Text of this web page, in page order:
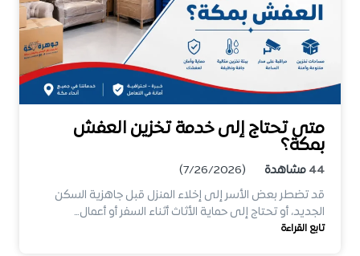
متى تحتاج إلى خدمة تخزين العفش
بمكة؟
44 مشاهدة
(7/26/2026)
قد تضطر بعض الأسر إلى إخلاء المنزل قبل جاهزية السكن
الجديد، أو تحتاج إلى حماية الأثاث أثناء السفر أو أعمال…
تابع القراءة